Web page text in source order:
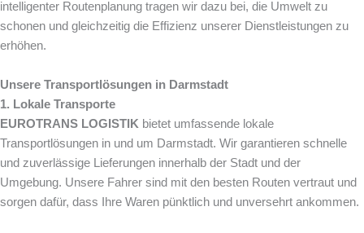
intelligenter Routenplanung tragen wir dazu bei, die Umwelt zu
schonen und gleichzeitig die Effizienz unserer Dienstleistungen zu
erhöhen.
Unsere Transportlösungen in Darmstadt
1. Lokale Transporte
EUROTRANS LOGISTIK bietet umfassende lokale
Transportlösungen in und um Darmstadt. Wir garantieren schnelle
und zuverlässige Lieferungen innerhalb der Stadt und der
Umgebung. Unsere Fahrer sind mit den besten Routen vertraut und
sorgen dafür, dass Ihre Waren pünktlich und unversehrt ankommen.